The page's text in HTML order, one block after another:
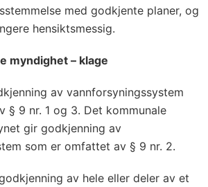
med godkjente planer, og
hensiktsmessig.
myndighet – klage
av vannforsyningssystem
§ 9 nr. 1 og 3. Det kommunale
gir godkjenning av
som er omfattet av § 9 nr. 2.
av hele eller deler av et